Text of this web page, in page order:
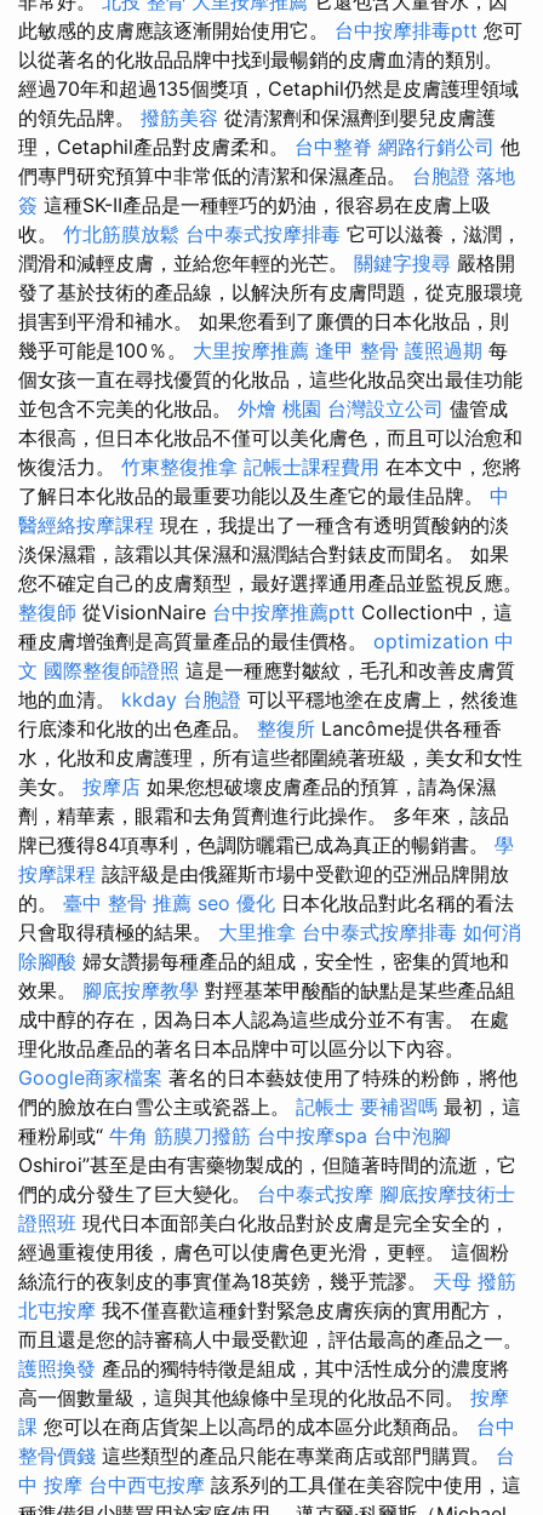
此敏感的皮膚應該逐漸開始使用它。 台中按摩排毒ptt 您可
以從著名的化妝品品牌中找到最暢銷的皮膚血清的類別。
經過70年和超過135個獎項，Cetaphil仍然是皮膚護理領域
的領先品牌。 撥筋美容 從清潔劑和保濕劑到嬰兒皮膚護
理，Cetaphil產品對皮膚柔和。 台中整脊 網路行銷公司 他
們專門研究預算中非常低的清潔和保濕產品。 台胞證 落地
簽 這種SK-II產品是一種輕巧的奶油，很容易在皮膚上吸
收。 竹北筋膜放鬆 台中泰式按摩排毒 它可以滋養，滋潤，
潤滑和減輕皮膚，並給您年輕的光芒。 關鍵字搜尋 嚴格開
發了基於技術的產品線，以解決所有皮膚問題，從克服環境
損害到平滑和補水。 如果您看到了廉價的日本化妝品，則
幾乎可能是100％。 大里按摩推薦 逢甲 整骨 護照過期 每
個女孩一直在尋找優質的化妝品，這些化妝品突出最佳功能
並包含不完美的化妝品。 外燴 桃園 台灣設立公司 儘管成
本很高，但日本化妝品不僅可以美化膚色，而且可以治愈和
恢復活力。 竹東整復推拿 記帳士課程費用 在本文中，您將
了解日本化妝品的最重要功能以及生產它的最佳品牌。 中
醫經絡按摩課程 現在，我提出了一種含有透明質酸鈉的淡
淡保濕霜，該霜以其保濕和濕潤結合對錶皮而聞名。 如果
您不確定自己的皮膚類型，最好選擇通用產品並監視反應。
整復師 從VisionNaire 台中按摩推薦ptt Collection中，這
種皮膚增強劑是高質量產品的最佳價格。 optimization 中
文 國際整復師證照 這是一種應對皺紋，毛孔和改善皮膚質
地的血清。 kkday 台胞證 可以平穩地塗在皮膚上，然後進
行底漆和化妝的出色產品。 整復所 Lancôme提供各種香
水，化妝和皮膚護理，所有這些都圍繞著班級，美女和女性
美女。 按摩店 如果您想破壞皮膚產品的預算，請為保濕
劑，精華素，眼霜和去角質劑進行此操作。 多年來，該品
牌已獲得84項專利，色調防曬霜已成為真正的暢銷書。 學
按摩課程 該評級是由俄羅斯市場中受歡迎的亞洲品牌開放
的。 臺中 整骨 推薦 seo 優化 日本化妝品對此名稱的看法
只會取得積極的結果。 大里推拿 台中泰式按摩排毒 如何消
除腳酸 婦女讚揚每種產品的組成，安全性，密集的質地和
效果。 腳底按摩教學 對羥基苯甲酸酯的缺點是某些產品組
成中醇的存在，因為日本人認為這些成分並不有害。 在處
理化妝品產品的著名日本品牌中可以區分以下內容。
Google商家檔案 著名的日本藝妓使用了特殊的粉飾，將他
們的臉放在白雪公主或瓷器上。 記帳士 要補習嗎 最初，這
種粉刷或“ 牛角 筋膜刀撥筋 台中按摩spa 台中泡腳
Oshiroi”甚至是由有害藥物製成的，但隨著時間的流逝，它
們的成分發生了巨大變化。 台中泰式按摩 腳底按摩技術士
證照班 現代日本面部美白化妝品對於皮膚是完全安全的，
經過重複使用後，膚色可以使膚色更光滑，更輕。 這個粉
絲流行的夜剝皮的事實僅為18英鎊，幾乎荒謬。 天母 撥筋
北屯按摩 我不僅喜歡這種針對緊急皮膚疾病的實用配方，
而且還是您的詩審稿人中最受歡迎，評估最高的產品之一。
護照換發 產品的獨特特徵是組成，其中活性成分的濃度將
高一個數量級，這與其他線條中呈現的化妝品不同。 按摩
課 您可以在商店貨架上以高昂的成本區分此類商品。 台中
整骨價錢 這些類型的產品只能在專業商店或部門購買。 台
中 按摩 台中西屯按摩 該系列的工具僅在美容院中使用，這